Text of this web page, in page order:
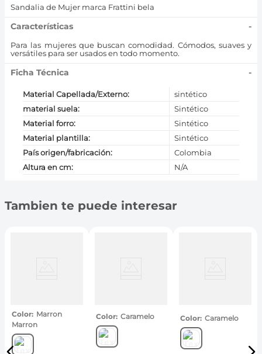
Sandalia de Mujer marca Frattini bela
Características -
Para las mujeres que buscan comodidad. Cómodos, suaves y
versátiles para ser usados en todo momento.
Ficha Técnica -
Material Capellada/Externo:
sintético
material suela:
Sintético
Material forro:
Sintético
Material plantilla:
Sintético
País origen/fabricación:
Colombia
Altura en cm: N/A
Tambien te puede interesar
Color Marron
Marron
Color Caramelo Color Caramelo